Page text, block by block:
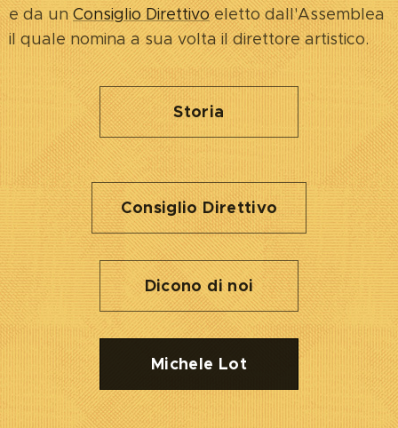
e da un Consiglio Direttivoeletto dall'Assemblea
il quale nomina a sua volta il direttore artistico.
Storia
Consiglio Direttivo
Dicono di noi
Michele Lot